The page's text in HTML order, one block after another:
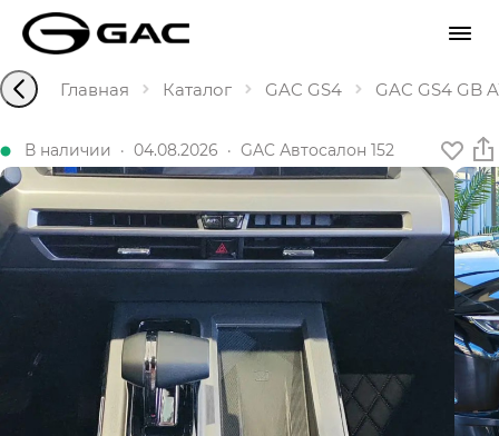
Главная Каталог GAC GS4 GAC GS4 GB
В наличии · 04.08.2026 · GAC Автосалон 152